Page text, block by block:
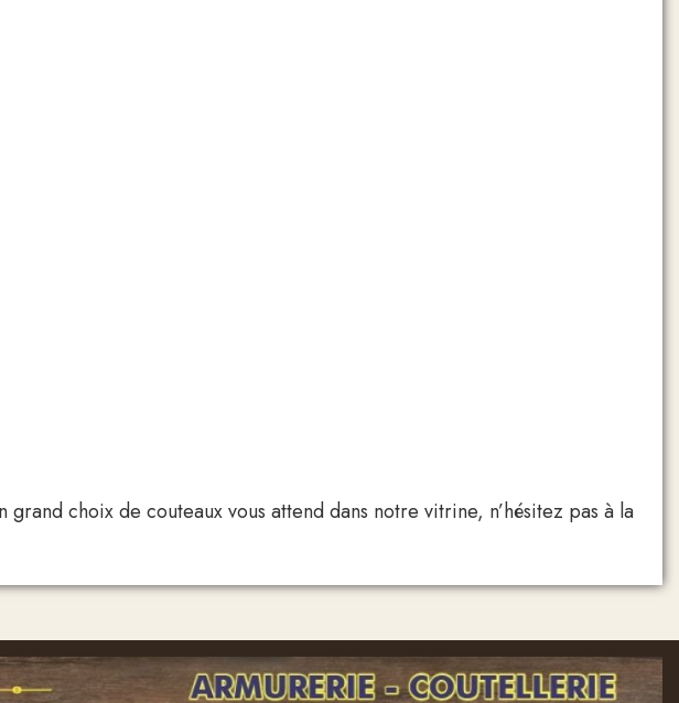
en métal
Vert
attend dans notre vitrine, n’hésitez pas à la